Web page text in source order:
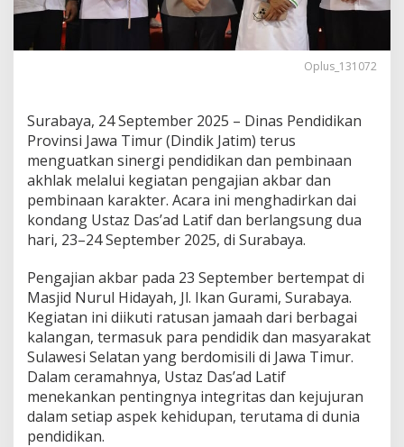
u
a
i
d
a
n
U
s
t
z
D
a
s
a
d
L
a
t
Oplus_131072
Surabaya, 24 September 2025 – Dinas Pendidikan
Provinsi Jawa Timur (Dindik Jatim) terus
menguatkan sinergi pendidikan dan pembinaan
akhlak melalui kegiatan pengajian akbar dan
pembinaan karakter. Acara ini menghadirkan dai
kondang Ustaz Das’ad Latif dan berlangsung dua
hari, 23–24 September 2025, di Surabaya.
Pengajian akbar pada 23 September bertempat di
Masjid Nurul Hidayah, Jl. Ikan Gurami, Surabaya.
Kegiatan ini diikuti ratusan jamaah dari berbagai
kalangan, termasuk para pendidik dan masyarakat
Sulawesi Selatan yang berdomisili di Jawa Timur.
Dalam ceramahnya, Ustaz Das’ad Latif
menekankan pentingnya integritas dan kejujuran
dalam setiap aspek kehidupan, terutama di dunia
pendidikan.